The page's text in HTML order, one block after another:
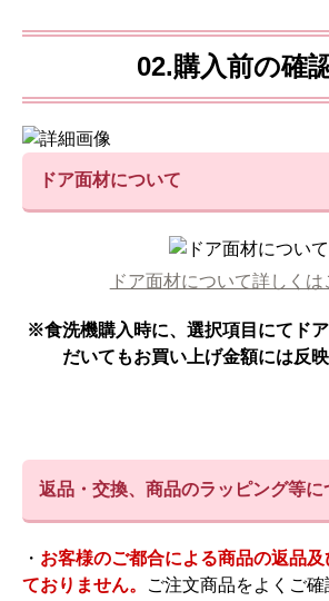
02.購入前の確
ドア面材について
ドア面材について詳しくは
※食洗機購入時に、選択項目にてド
だいてもお買い上げ金額には反映
返品・交換、商品のラッピング等に
・ お客様のご都合による商品の返品
ておりません。
ご注文商品をよくご